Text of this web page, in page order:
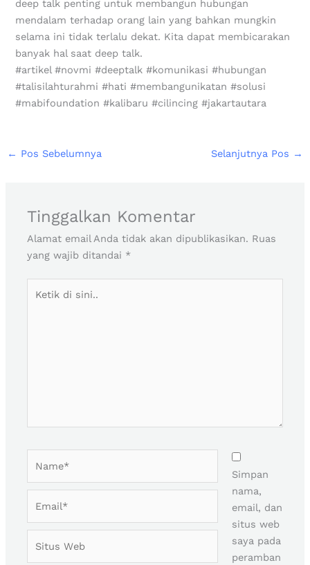
deep talk penting untuk membangun hubungan
mendalam terhadap orang lain yang bahkan mungkin
selama ini tidak terlalu dekat. Kita dapat membicarakan
banyak hal saat deep talk.
#artikel #novmi #deeptalk #komunikasi #hubungan
#talisilahturahmi #hati #membangunikatan #solusi
#mabifoundation #kalibaru #cilincing #jakartautara
← Pos Sebelumnya Selanjutnya Pos →
Tinggalkan Komentar
Alamat email Anda tidak akan dipublikasikan. Ruas
yang wajib ditandai *
Web
Simpan
nama,
email, dan
situs web
saya pada
peramban